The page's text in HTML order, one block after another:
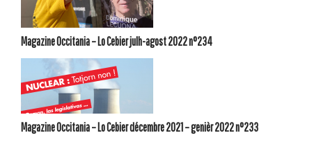
Magazine Occitania – Lo Cebier julh-agost 2022 n°234
Magazine Occitania – Lo Cebier décembre 2021 – genièr 2022 n°233